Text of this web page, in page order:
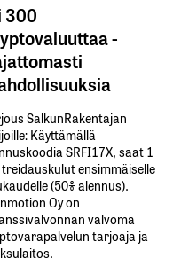
300
-
SalkunRakentajan
Käyttämällä​
​SRFI17X,​ ​saat​ ​1
treidauskulut​ ​ensimmäiselle​
​(50%​ ​alennus).
Oy on
valvoma
tarjoaja ja